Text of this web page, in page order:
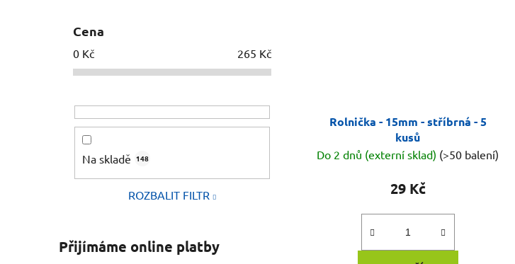
Cena
0 Kč 265 Kč
Na skladě 148
ROZBALIT FILTR
Přijímáme online platby
Rolnička - 15mm - stříbrná - 5
kusů
Do 2 dnů (externí sklad) (>50 balení)
29 Kč